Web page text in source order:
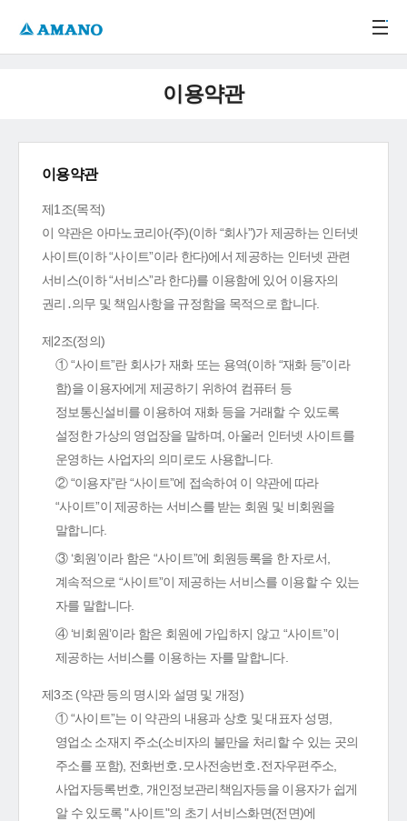
이용약관
이용약관
제1조(목적)
이 약관은 아마노코리아(주)(이하 “회사”)가 제공하는 인터넷
사이트(이하 “사이트”이라 한다)에서 제공하는 인터넷 관련
서비스(이하 “서비스”라 한다)를 이용함에 있어 이용자의
권리․의무 및 책임사항을 규정함을 목적으로 합니다.
제2조(정의)
① “사이트”란 회사가 재화 또는 용역(이하 “재화 등”이라
함)을 이용자에게 제공하기 위하여 컴퓨터 등
정보통신설비를 이용하여 재화 등을 거래할 수 있도록
설정한 가상의 영업장을 말하며, 아울러 인터넷 사이트를
운영하는 사업자의 의미로도 사용합니다.
② “이용자”란 “사이트”에 접속하여 이 약관에 따라
“사이트”이 제공하는 서비스를 받는 회원 및 비회원을
말합니다.
③ ‘회원’이라 함은 “사이트”에 회원등록을 한 자로서,
계속적으로 “사이트”이 제공하는 서비스를 이용할 수 있는
자를 말합니다.
④ ‘비회원’이라 함은 회원에 가입하지 않고 “사이트”이
제공하는 서비스를 이용하는 자를 말합니다.
제3조 (약관 등의 명시와 설명 및 개정)
① “사이트”는 이 약관의 내용과 상호 및 대표자 성명,
영업소 소재지 주소(소비자의 불만을 처리할 수 있는 곳의
주소를 포함), 전화번호․모사전송번호․전자우편주소,
사업자등록번호, 개인정보관리책임자등을 이용자가 쉽게
알 수 있도록 "사이트"의 초기 서비스화면(전면)에